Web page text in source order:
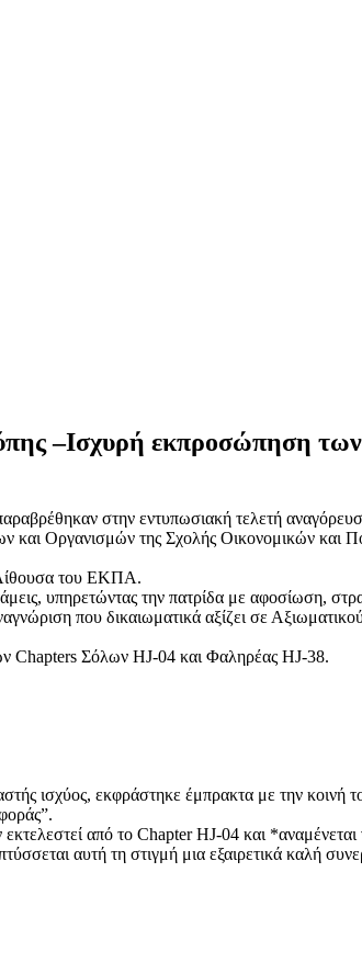
–Ισχυρή εκπροσώπηση
στην εντυπωσιακή τελετή
και Οργανισμών της Σχολής Οικονομικών και
του ΕΚΠΑ.
υπηρετώντας την πατρίδα με αφοσίωση,
που δικαιωματικά αξίζει σε
Chapters Σόλων HJ-04 και Φαληρέας HJ-38.
ισχύος, εκφράστηκε έμπρακτα με την κοινή
από το Chapter HJ-04 και *αναμένεται
αυτή τη στιγμή μια εξαιρετικά καλή